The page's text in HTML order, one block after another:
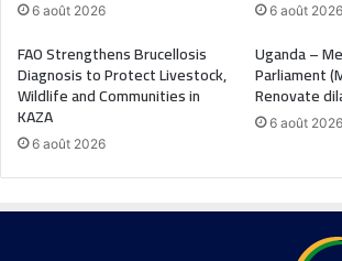
6 août 2026 6 août 2026
FAO Strengthens Brucellosis
Diagnosis to Protect Livestock,
Wildlife and Communities in
KAZA
6 août 2026
Uganda –
Parliament
Renovate
6 août 2026